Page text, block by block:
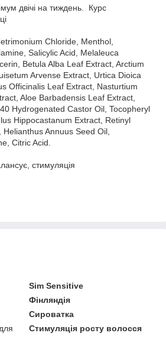
двічі на тиждень. Курс
Chloride, Menthol,
Salicylic Acid, Melaleuca
Betula Alba Leaf Extract, Arctium
Arvense Extract, Urtica Dioica
Officinalis Leaf Extract, Nasturtium
Aloe Barbadensis Leaf Extract,
Hydrogenated Castor Oil, Tocopheryl
Hippocastanum Extract, Retinyl
Annuus Seed Oil,
Citric Acid.
стимуляція
Sim Sensitive
Фінляндія
Сироватка
Стимуляція росту волосся